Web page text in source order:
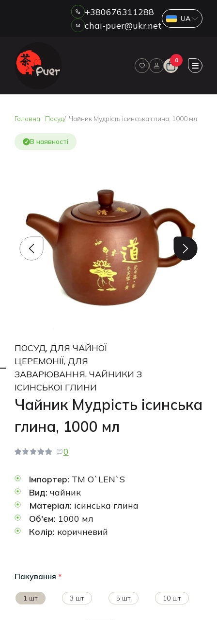
ДРОП
ОПЛАТА ТА ДОСТАВКА
КОНТАКТИ
+380676311288
chai-puer@ukr.net
0
Головна Посуд Чайник Мудрість ісинська глина, 1000 мл
В наявності
ПОСУД, ДЛЯ ЧАЙНОЇ
ЦЕРЕМОНІЇ, ДЛЯ
ЗАВАРЮВАННЯ, ЧАЙНИКИ З
ІСИНСЬКОЇ ГЛИНИ
Чайник Мудрість ісинська
глина, 1000 мл
0
Імпортер: ТМ O`LEN`S
Вид: чайник
Матеріал: ісинська глина
Об'єм: 1000 мл
Колір: коричневий
Пакування *
1 шт 3 шт 5 шт 10 шт